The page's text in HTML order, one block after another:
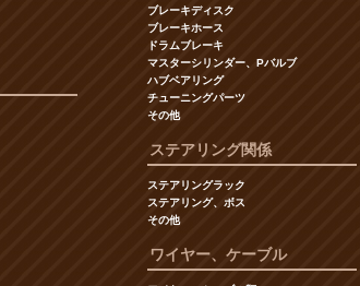
ブレーキディスク
ブレーキホース
ドラムブレーキ
マスターシリンダー、Pバルブ
ハブベアリング
チューニングパーツ
その他
ステアリング関係
ステアリングラック
ステアリング、ボス
その他
ワイヤー、ケーブル